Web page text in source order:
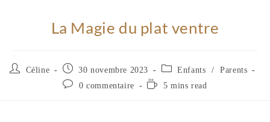
La Magie du plat ventre
Céline 30 novembre 2023 Enfants /
Parents
0 commentaire
5 mins read